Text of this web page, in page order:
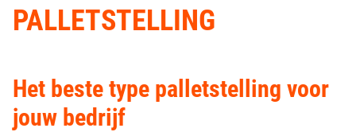
PALLETSTELLING
Het beste type palletstelling voor
jouw bedrijf